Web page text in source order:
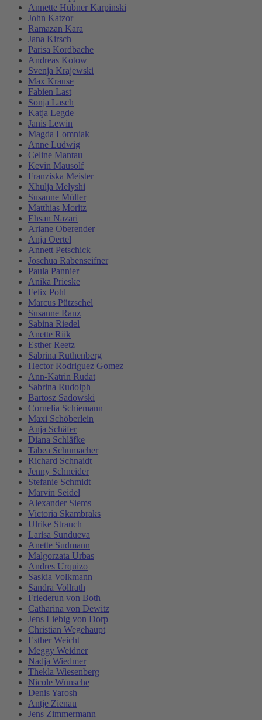
Annette Hübner Karpinski
John Katzor
Ramazan Kara
Jana Kirsch
Parisa Kordbache
Andreas Kotow
Svenja Krajewski
Max Krause
Fabien Last
Sonja Lasch
Katja Legde
Janis Lewin
Magda Lomniak
Anne Ludwig
Celine Mantau
Kevin Mausolf
Franziska Meister
Xhulja Melyshi
Susanne Müller
Matthias Moritz
Ehsan Nazari
Ariane Oberender
Anja Oertel
Annett Petschick
Joschua Rabenseifner
Paula Pannier
Anika Prieske
Felix Pohl
Marcus Pützschel
Susanne Ranz
Sabina Riedel
Anette Riik
Esther Reetz
Sabrina Ruthenberg
Hector Rodriguez Gomez
Ann-Katrin Rudat
Sabrina Rudolph
Bartosz Sadowski
Cornelia Schiemann
Maxi Schöberlein
Anja Schäfer
Diana Schläfke
Tabea Schumacher
Richard Schnaidt
Jenny Schneider
Stefanie Schmidt
Marvin Seidel
Alexander Siems
Victoria Skambraks
Ulrike Strauch
Larisa Sundueva
Anette Sudmann
Malgorzata Urbas
Andres Urquizo
Saskia Volkmann
Sandra Vollrath
Friederun von Both
Catharina von Dewitz
Jens Liebig von Dorp
Christian Wegehaupt
Esther Weicht
Meggy Weidner
Nadja Wiedmer
Thekla Wiesenberg
Nicole Wünsche
Denis Yarosh
Antje Zienau
Jens Zimmermann